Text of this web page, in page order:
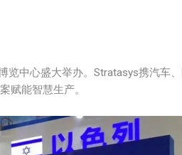
中心盛大举办。Stratasys携汽车
赋能智慧生产。